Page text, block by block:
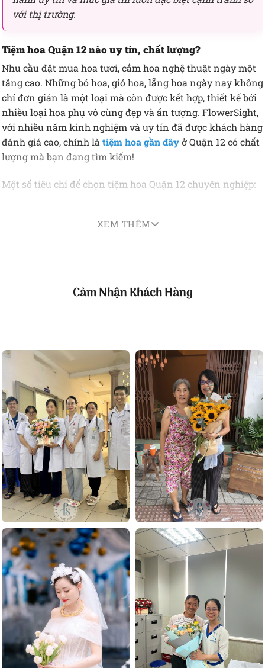
với thị trường.
Tiệm hoa Quận 12 nào uy tín, chất lượng?
Nhu cầu đặt mua hoa tươi, cắm hoa nghệ thuật ngày một
tăng cao. Những bó hoa, giỏ hoa, lẵng hoa ngày nay không
chỉ đơn giản là một loại mà còn được kết hợp, thiết kế bởi
nhiều loại hoa phụ vô cùng đẹp và ấn tượng. FlowerSight,
với nhiều năm kinh nghiệm và uy tín đã được khách hàng
đánh giá cao, chính là tiệm hoa gần đâyở Quận 12 có chất
lượng mà bạn đang tìm kiếm!
Một số tiêu chí để chọn tiệm hoa Quận 12 chuyên nghiệp:
Tay nghề thợ cắm hoa sáng tạo, am hiểu ý nghĩa của hoa.
FlowerSight là địa chỉ tin cậy cho mọi khách hàng cần đặt
hoa tại Quận 12
Đặt hoa ở FlowerSight tại Quận 12 vào dịp nào?
Tiệm hoa Quận 12 FlowerSight đem tới cho khách hàng vô
số lựa chọn phù hợp cho từng sự kiện:
1. Hoa tươi sinh nhật
Sinh nhật là dịp FlowerSight nhận được nhiều đơn đặt
hàng nhất. Chúng tôi tư vấn chọn hoa sinh nhật theo sở
thích và lứa tuổi, từ những bó hoa rực rỡ đến các tông
màu nhã nhặn dành cho sếp, bố mẹ hay bạn gái.
Bó hoa hồng đỏ chúc mừng tuổi mới rực rỡ và hạnh phúc
2. Hoa tươi mừng khai trương
Một lẵng hoa tươi sang trọng mang ý nghĩa chúc mừng
khai trương, hồng phát, đem đến tài lộc và vượng khí cho
công ty. Chúng tôi luôn có sẵn mẫu hoặc thiết kế riêng
XEM THÊM
Cảm Nhận Khách Hàng